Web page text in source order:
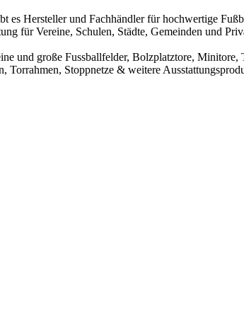
Hersteller und Fachhändler für hochwertige
für Vereine, Schulen, Städte, Gemeinden und
und große Fussballfelder, Bolzplatztore,
Stoppnetze & weitere